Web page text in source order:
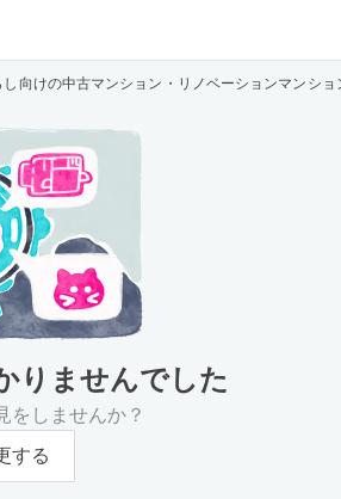
向けの中古マンション・リノベーションマンショ
りませんでした
をしませんか？
する